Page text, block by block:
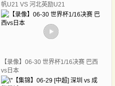
帆U21 VS 河北英励U21
【录像】06-30 世界杯1/16决赛 巴西
vs日本